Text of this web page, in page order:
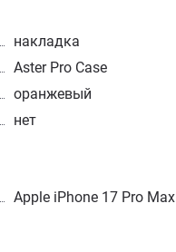
накладка
Aster Pro Case
оранжевый
нет
Apple iPhone 17 Pro Max